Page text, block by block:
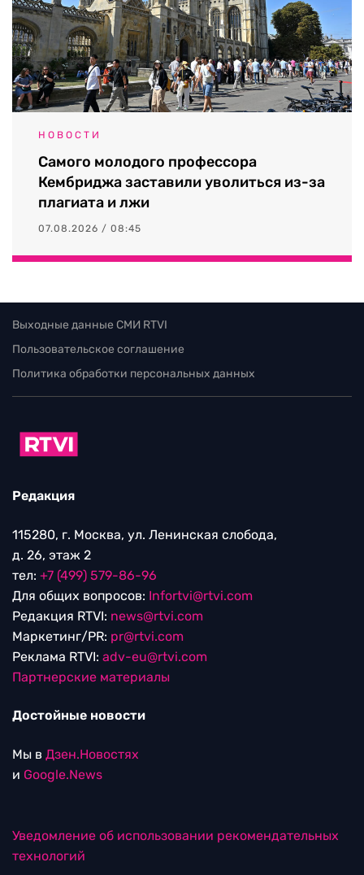
НОВОСТИ
Самого молодого профессора
Кембриджа заставили уволиться из-за
плагиата и лжи
07.08.2026 / 08:45
Выходные данные СМИ RTVI
Пользовательское соглашение
Политика обработки персональных данных
Редакция
115280, г. Москва, ул. Ленинская слобода,
д. 26, этаж 2
тел: +7 (499) 579-86-96
Для общих вопросов: Infortvi@rtvi.com
Редакция RTVI: news@rtvi.com
Маркетинг/PR: pr@rtvi.com
Реклама RTVI: adv-eu@rtvi.com
Партнерские материалы
Достойные новости
Мы в Дзен.Новостях
и Google.News
Уведомление об использовании рекомендательных
технологий